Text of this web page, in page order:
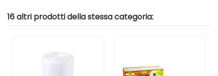
16 altri prodotti della stessa categoria: